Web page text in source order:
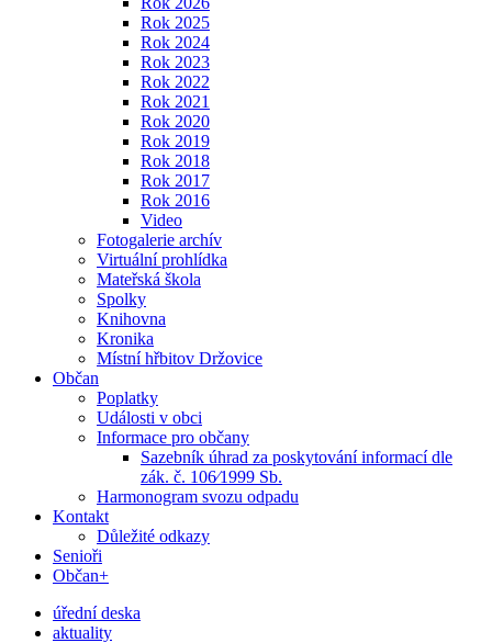
Rok 2025
Rok 2024
Rok 2023
Rok 2022
Rok 2021
Rok 2020
Rok 2019
Rok 2018
Rok 2017
Rok 2016
Video
Fotogalerie archív
Virtuální prohlídka
Mateřská škola
Spolky
Knihovna
Kronika
Místní hřbitov Držovice
Občan
Poplatky
Události v obci
Informace pro občany
Sazebník úhrad za poskytování informací dle
zák. č. 106⁄1999 Sb.
Harmonogram svozu odpadu
Kontakt
Důležité odkazy
Senioři
Občan+
úřední deska
aktuality